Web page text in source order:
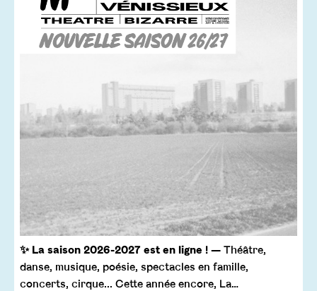
✨ La saison 2026-2027 est en ligne ! — Théâtre,
danse, musique, poésie, spectacles en famille,
concerts, cirque... Cette année encore, La…